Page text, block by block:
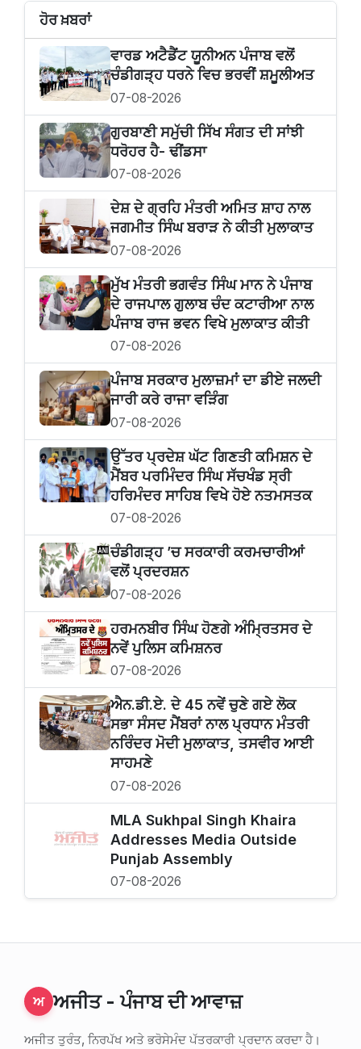
ਹੋਰ ਖ਼ਬਰਾਂ
ਵਾਰਡ ਅਟੈਡੈਂਟ ਯੂਨੀਅਨ ਪੰਜਾਬ ਵਲੋਂ
ਚੰਡੀਗੜ੍ਹ ਧਰਨੇ ਵਿਚ ਭਰਵੀਂ ਸ਼ਮੂਲੀਅਤ
07-08-2026
ਗੁਰਬਾਣੀ ਸਮੁੱਚੀ ਸਿੱਖ ਸੰਗਤ ਦੀ ਸਾਂਝੀ
ਧਰੋਹਰ ਹੈ- ਢੀਂਡਸਾ
07-08-2026
ਦੇਸ਼ ਦੇ ਗ੍ਰਹਿ ਮੰਤਰੀ ਅਮਿਤ ਸ਼ਾਹ ਨਾਲ
ਜਗਮੀਤ ਸਿੰਘ ਬਰਾੜ ਨੇ ਕੀਤੀ ਮੁਲਾਕਾਤ
07-08-2026
ਮੁੱਖ ਮੰਤਰੀ ਭਗਵੰਤ ਸਿੰਘ ਮਾਨ ਨੇ ਪੰਜਾਬ
ਦੇ ਰਾਜਪਾਲ ਗੁਲਾਬ ਚੰਦ ਕਟਾਰੀਆ ਨਾਲ
ਪੰਜਾਬ ਰਾਜ ਭਵਨ ਵਿਖੇ ਮੁਲਾਕਾਤ ਕੀਤੀ
07-08-2026
ਪੰਜਾਬ ਸਰਕਾਰ ਮੁਲਾਜ਼ਮਾਂ ਦਾ ਡੀਏ ਜਲਦੀ
ਜਾਰੀ ਕਰੇ ਰਾਜਾ ਵੜਿੰਗ
07-08-2026
ਉੱਤਰ ਪ੍ਰਦੇਸ਼ ਘੱਟ ਗਿਣਤੀ ਕਮਿਸ਼ਨ ਦੇ
ਮੈਂਬਰ ਪਰਮਿੰਦਰ ਸਿੰਘ ਸੱਚਖੰਡ ਸ੍ਰੀ
ਹਰਿਮੰਦਰ ਸਾਹਿਬ ਵਿਖੇ ਹੋਏ ਨਤਮਸਤਕ
07-08-2026
ਚੰਡੀਗੜ੍ਹ ’ਚ ਸਰਕਾਰੀ ਕਰਮਚਾਰੀਆਂ
ਵਲੋਂ ਪ੍ਰਦਰਸ਼ਨ
07-08-2026
ਹਰਮਨਬੀਰ ਸਿੰਘ ਹੋਣਗੇ ਅੰਮ੍ਰਿਤਸਰ ਦੇ
ਨਵੇਂ ਪੁਲਿਸ ਕਮਿਸ਼ਨਰ
07-08-2026
ਐਨ.ਡੀ.ਏ. ਦੇ 45 ਨਵੇਂ ਚੁਣੇ ਗਏ ਲੋਕ
ਸਭਾ ਸੰਸਦ ਮੈਂਬਰਾਂ ਨਾਲ ਪ੍ਰਧਾਨ ਮੰਤਰੀ
ਨਰਿੰਦਰ ਮੋਦੀ ਮੁਲਾਕਾਤ, ਤਸਵੀਰ ਆਈ
ਸਾਹਮਣੇ
07-08-2026
MLA Sukhpal Singh Khaira
Addresses Media Outside
Punjab Assembly
07-08-2026
ਅ ਅਜੀਤ - ਪੰਜਾਬ ਦੀ ਆਵਾਜ਼
ਅਜੀਤ ਤੁਰੰਤ, ਨਿਰਪੱਖ ਅਤੇ ਭਰੋਸੇਮੰਦ ਪੱਤਰਕਾਰੀ ਪ੍ਰਦਾਨ ਕਰਦਾ ਹੈ।